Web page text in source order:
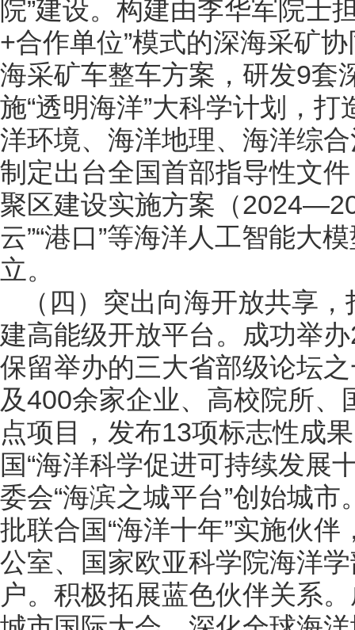
院”建设。构建由李华军院士
+合作单位”模式的深海采矿
海采矿车整车方案，研发9套
施“透明海洋”大科学计划，
洋环境、海洋地理、海洋综
制定出台全国首部指导性文
聚区建设实施方案（
云”“港口”等海洋人工智能大
立。
（四）突出向海开放共享
建高能级开放平台。成功举
保留举办的三大省部级论坛
及400余家企业、高校院所
点项目，发布13项标志性成
国“海洋科学促进可持续发展
委会“海滨之城平台”创始城
批联合国“海洋十年”实施伙
公室、国家欧亚科学院海洋
户。积极拓展蓝色伙伴关系